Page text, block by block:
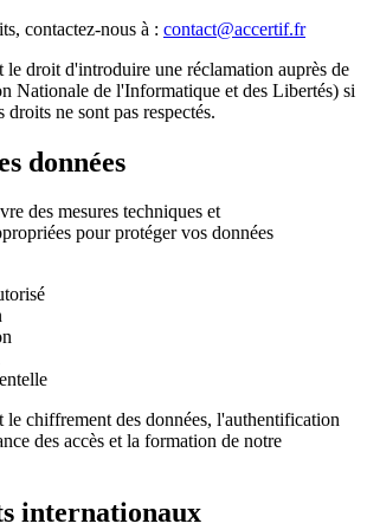
contactez-nous à : contact@accertif.fr
le droit d'introduire une réclamation auprès de
Nationale de l'Informatique et des Libertés) si
ne sont pas respectés.
données
des mesures techniques et
pour protéger vos données
le chiffrement des données, l'authentification
des accès et la formation de notre
internationaux